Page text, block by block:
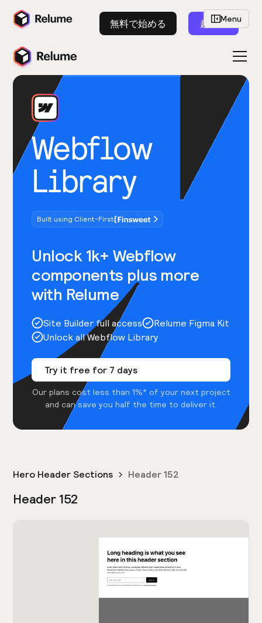
無料で始める 起動
Webflow
Library
Built using Client-First
Unlock 1k+ Webflow
components plus more
with Relume
Site Builder full access
Relume Figma Kit
Unlock all Webflow Library
Try it free for 7 days
Our plans cost less than 1%* of your next project
and can save you half the time to deliver it.
Menu
Hero Header Sections Header 152
Header 152